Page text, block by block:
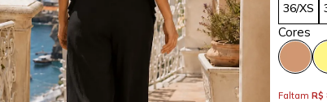
36/XS
Faltam R$